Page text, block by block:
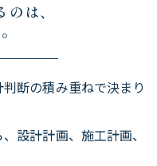
は、
断の積み重ねで決まり
設計計画、施工計画、